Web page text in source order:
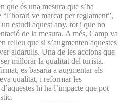
que és una mesura que s’ha
ve marcat per reglament”,
estudi aquest any, tot i que no
de la mesura. A més, Camp va
relleu que si s’augmenten aquestes
aldarulls. Una de les accions que
millorar la qualitat del turista.
es basaria a augmentar els
qualitat, i reformar les
hi ha l’impacte que pot